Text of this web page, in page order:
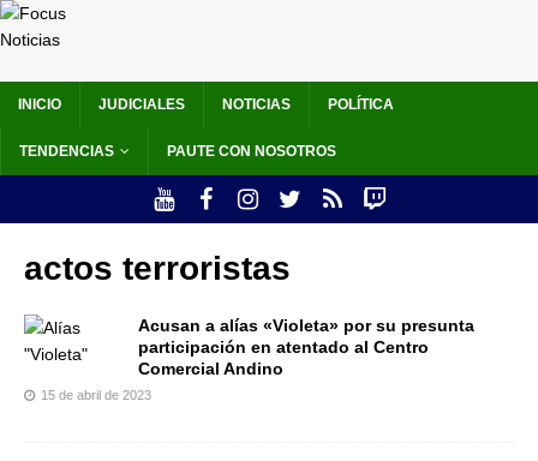
INICIO JUDICIALES NOTICIAS POLÍTICA
TENDENCIAS PAUTE CON NOSOTROS
actos terroristas
Acusan a alías «Violeta» por su presunta
participación en atentado al Centro
Comercial Andino
15 de abril de 2023